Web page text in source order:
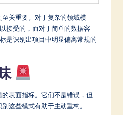
关重要。对于复杂的领域模
接受的，而对于简单的数据容
是识别出项目中明显偏离常规的
表面指标。它们不是错误，但
这些模式有助于主动重构。